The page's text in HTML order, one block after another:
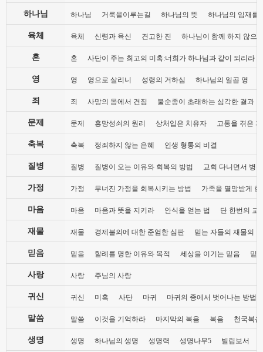
하나님 하나님 거룩을이루는길 하나님의 뜻 하나님의 임재를
육체 육체 신령과 육신 견고한 진 하나님이 함께 하지 않으
혼 혼 사단이 주는 최고의 미혹:너희가 하나님과 같이 되리라
영 영 영으로 살리니 성령의 거하심 하나님의 일곱 영
죄 죄 사망의 몸에서 건짐 불순종이 초래하는 심각한 결과
문제 문제 흥망성쇠의 원리 상처입은 치유자 고통을 겪은
축복 축복 정죄하지 않는 은혜 인생 형통의 비결
질병 질병 질병이 오는 이유와 회복의 방법 교회 다니면서 병
가정 가정 무너진 가정을 회복시키는 방법 가족을 멸망받게 한
마음 마음 마음과 뜻을 지키라 안식을 얻는 법 단 한번의 교
재물 재물 경제불의에 대한 준엄한 심판 믿는 자들의 재물의
믿음 믿음 할례를 명한 이유와 목적 세상을 이기는 믿음 믿
사랑 사랑 주님의 사랑
귀신 귀신 미혹 사단 마귀 마귀의 종에서 벗어나는 방법
말씀 말씀 이것을 기억하라 마지막의 복음 복음 천국복음
생명 생명 하나님의 생명 생명력 생명나무5 빌립보서